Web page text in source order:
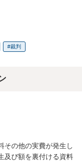
裁判
その他の実費が発生し
及び額を裏付ける資料